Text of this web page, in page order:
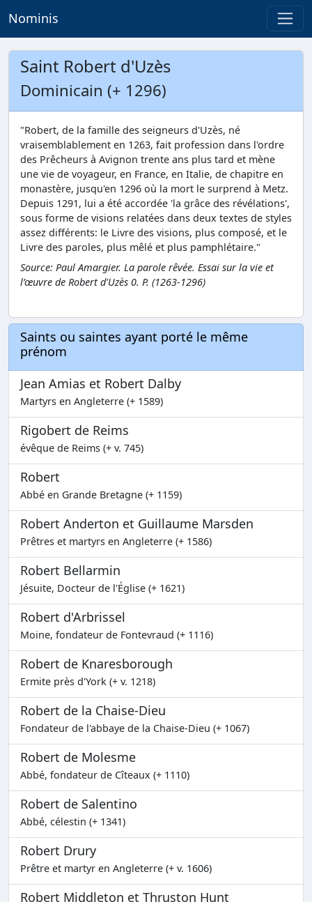
Nominis
Saint Robert d'Uzès
Dominicain (+ 1296)
"Robert, de la famille des seigneurs d'Uzès, né
vraisemblablement en 1263, fait profession dans l'ordre
des Prêcheurs à Avignon trente ans plus tard et mène
une vie de voyageur, en France, en Italie, de chapitre en
monastère, jusqu'en 1296 où la mort le surprend à Metz.
Depuis 1291, lui a été accordée 'la grâce des révélations',
sous forme de visions relatées dans deux textes de styles
assez différents: le Livre des visions, plus composé, et le
Livre des paroles, plus mêlé et plus pamphlétaire."
Source: Paul Amargier. La parole rêvée. Essai sur la vie et
l’œuvre de Robert d'Uzès 0. P. (1263-1296)
Saints ou saintes ayant porté le même
prénom
Jean Amias et Robert Dalby
Martyrs en Angleterre (+ 1589)
Rigobert de Reims
évêque de Reims (+ v. 745)
Robert
Abbé en Grande Bretagne (+ 1159)
Robert Anderton et Guillaume Marsden
Prêtres et martyrs en Angleterre (+ 1586)
Robert Bellarmin
Jésuite, Docteur de l'Église (+ 1621)
Robert d'Arbrissel
Moine, fondateur de Fontevraud (+ 1116)
Robert de Knaresborough
Ermite près d'York (+ v. 1218)
Robert de la Chaise-Dieu
Fondateur de l'abbaye de la Chaise-Dieu (+ 1067)
Robert de Molesme
Abbé, fondateur de Cîteaux (+ 1110)
Robert de Salentino
Abbé, célestin (+ 1341)
Robert Drury
Prêtre et martyr en Angleterre (+ v. 1606)
Robert Middleton et Thruston Hunt